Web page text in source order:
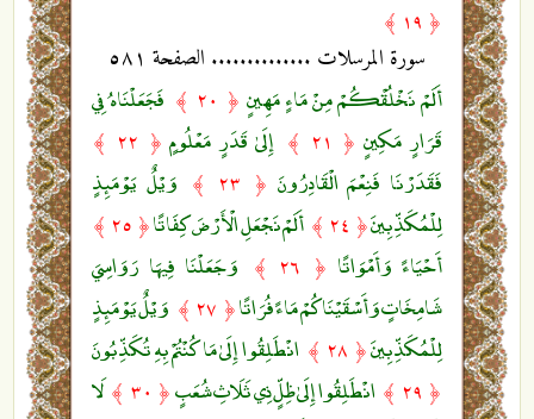
﴿ ١٩ ﴾
سورة المرسلات .............. الصفحة ٥٨١
أَلَمْ نَخْلُقْكُمْ مِنْ مَاءٍ مَهِينٍ ﴿ ٢٠ ﴾
فَجَعَلْنَاهُ فِي
قَرَارٍ مَكِينٍ ﴿ ٢١ ﴾ إِلَىٰ قَدَرٍ مَعْلُومٍ ﴿ ٢٢ ﴾
فَقَدَرْنَا فَنِعْمَ الْقَادِرُونَ ﴿ ٢٣ ﴾
وَيْلٌ يَوْمَئِذٍ
لِلْمُكَذِّبِينَ﴿ ٢٤ ﴾ أَلَمْ نَجْعَلِ الْأَرْضَ كِفَاتًا﴿ ٢٥ ﴾
أَحْيَاءً وَأَمْوَاتًا ﴿ ٢٦ ﴾
وَجَعَلْنَا فِيهَا رَوَاسِيَ
شَامِخَاتٍ وَأَسْقَيْنَاكُمْ مَاءً فُرَاتًا﴿ ٢٧ ﴾
وَيْلٌ يَوْمَئِذٍ
لِلْمُكَذِّبِينَ﴿ ٢٨ ﴾ انْطَلِقُوا إِلَىٰ مَا كُنْتُمْ بِهِ تُكَذِّبُونَ
﴿ ٢٩ ﴾ انْطَلِقُوا إِلَىٰ ظِلٍّ ذِي ثَلَاثِ شُعَبٍ﴿ ٣٠ ﴾
لَا